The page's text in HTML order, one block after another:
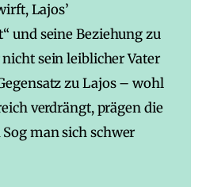
Lajos’
und seine Beziehung zu
sein leiblicher Vater
zu Lajos – wohl
verdrängt, prägen die
man sich schwer